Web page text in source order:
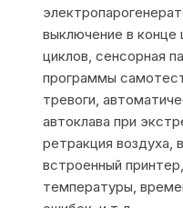
выключение в конце
циклов, сенсорная
программы
тревоги,
автоклава при
ретракция воздуха,
встроенный
температуры,